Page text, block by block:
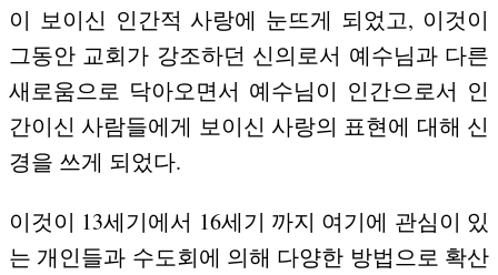
이 보이신 인간적 사랑에 눈뜨게 되었고, 이것이
그동안 교회가 강조하던 신의로서 예수님과 다른
새로움으로 닥아오면서 예수님이 인간으로서 인
간이신 사람들에게 보이신 사랑의 표현에 대해 신
경을 쓰게 되었다.
이것이 13세기에서 16세기 까지 여기에 관심이 있
는 개인들과 수도회에 의해 다양한 방법으로 확산